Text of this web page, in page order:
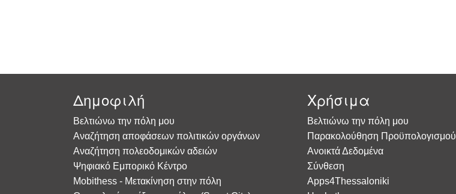
Δημοφιλή
Βελτιώνω την πόλη μου
Αναζήτηση αποφάσεων πολιτικών οργάνων
Αναζήτηση πολεοδομικών αδειών
Ψηφιακό Εμπορικό Κέντρο
Mobithess - Μετακίνηση στην πόλη
Χρήσιμα
Βελτιώνω την πόλη μου
Παρακολούθηση Προϋπολογισμού
Ανοικτά Δεδομένα
Σύνθεση
Apps4Thessaloniki